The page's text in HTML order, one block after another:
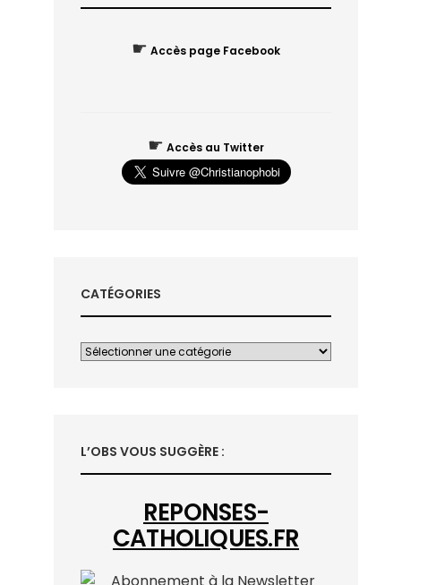
☛ Accès page Facebook
☛ Accès au Twitter
CATÉGORIES
L’OBS VOUS SUGGÈRE :
REPONSES-
CATHOLIQUES.FR